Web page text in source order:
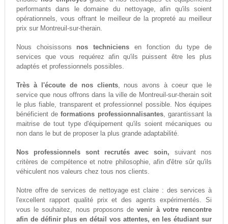
performants dans le domaine du nettoyage, afin qu'ils soient
opérationnels, vous offrant le meilleur de la propreté au meilleur
prix sur Montreuil-sur-therain.
Nous choisissons nos techniciens en fonction du type de
services que vous requérez afin qu'ils puissent être les plus
adaptés et professionnels possibles.
Très à l'écoute de nos clients, nous avons à coeur que le
service que nous offrons dans la ville de Montreuil-sur-therain soit
le plus fiable, transparent et professionnel possible. Nos équipes
bénéficient deformations professionnalisantes, garantissant la
maitrise de tout type d'équipement qu'ils soient mécaniques ou
non dans le but de proposer la plus grande adaptabilité.
Nos professionnels sont recrutés avec soin, suivant nos
critères de compétence et notre philosophie, afin d'être sûr qu'ils
véhiculent nos valeurs chez tous nos clients.
Notre offre de services de nettoyage est claire : des services à
l'excellent rapport qualité prix et des agents expérimentés. Si
vous le souhaitez, nous proposons devenir à votre rencontre
afin de définir plus en détail vos attentes, en les étudiant sur